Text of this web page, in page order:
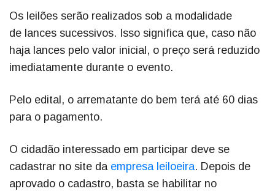
Os leilões serão realizados sob a modalidade
de lances sucessivos. Isso significa que, caso não
haja lances pelo valor inicial, o preço será reduzido
imediatamente durante o evento.
Pelo edital, o arrematante do bem terá até 60 dias
para o pagamento.
O cidadão interessado em participar deve se
cadastrar no site da empresa leiloeira. Depois de
aprovado o cadastro, basta se habilitar no